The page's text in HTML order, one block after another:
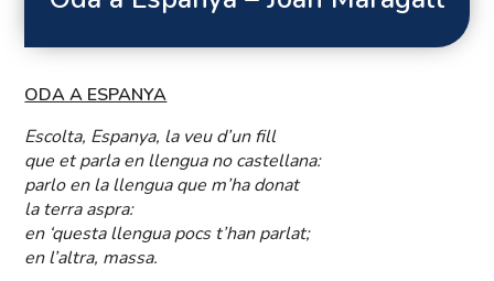
ODA A ESPANYA
Escolta, Espanya, la veu d’un fill
que et parla en llengua no castellana:
parlo en la llengua que m’ha donat
la terra aspra:
en ‘questa llengua pocs t’han parlat;
en l’altra, massa.